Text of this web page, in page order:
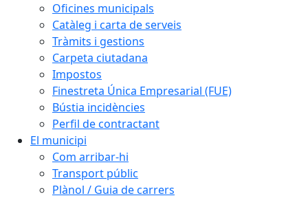
Oficines municipals
Catàleg i carta de serveis
Tràmits i gestions
Carpeta ciutadana
Impostos
Finestreta Única Empresarial (FUE)
Bústia incidències
Perfil de contractant
El municipi
Com arribar-hi
Transport públic
Plànol / Guia de carrers